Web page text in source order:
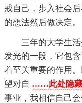
戒自己，步入社会
的想法然后做决定。
三年的大学生
发光的一段，它包
着至关重要的作用
望对自 ……此处隐
事业，我相信自己会